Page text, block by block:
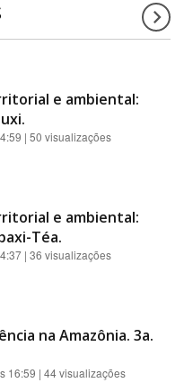
e ambiental:
| 50 visualizações
e ambiental:
Téa.
| 36 visualizações
na Amazônia. 3a.
16:59 | 44 visualizações